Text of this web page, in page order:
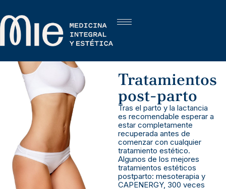
Tratamientos
post-parto
Tras el parto y la lactancia
es recomendable esperar a
estar completamente
recuperada antes de
comenzar con cualquier
tratamiento estético.
Algunos de los mejores
tratamientos estéticos
postparto: mesoterapia y
CAPENERGY, 300 veces